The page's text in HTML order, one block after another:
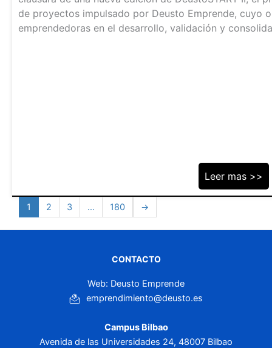
de proyectos impulsado por Deusto Emprende, cuyo
emprendedoras en el desarrollo, validación y
Leer mas >>
1 2 3 … 180 →
CONTACTO
Web: Deusto Emprende
emprendimiento@deusto.es
Campus Bilbao
Avenida de las Universidades 24, 48007 Bilbao